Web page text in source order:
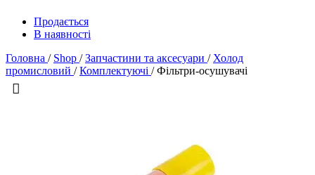
Продається
В наявності
Головна / Shop / Запчастини та аксесуари / Холод
промисловий / Комплектуючі / Фільтри-осушувачі